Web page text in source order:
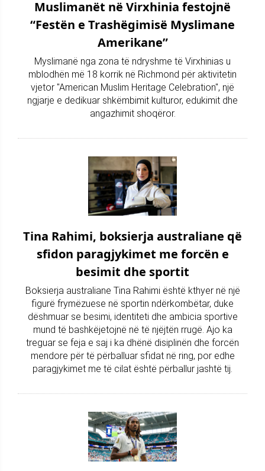
Muslimanët në Virxhinia festojnë
“Festën e Trashëgimisë Myslimane
Amerikane”
Myslimanë nga zona të ndryshme të Virxhinias u
mblodhën më 18 korrik në Richmond për aktivitetin
vjetor "American Muslim Heritage Celebration", një
ngjarje e dedikuar shkëmbimit kulturor, edukimit dhe
angazhimit shoqëror.
Tina Rahimi, boksierja australiane që
sfidon paragjykimet me forcën e
besimit dhe sportit
Boksierja australiane Tina Rahimi është kthyer në një
figurë frymëzuese në sportin ndërkombëtar, duke
dëshmuar se besimi, identiteti dhe ambicia sportive
mund të bashkëjetojnë në të njëjtën rrugë. Ajo ka
treguar se feja e saj i ka dhënë disiplinën dhe forcën
mendore për të përballuar sfidat në ring, por edhe
paragjykimet me të cilat është përballur jashtë tij.